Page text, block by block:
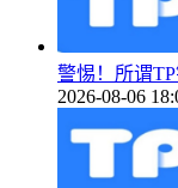
警惕！所谓
2026-08-06